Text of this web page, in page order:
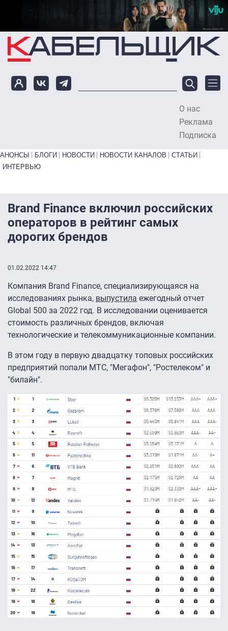
Перейти к основному содержанию
О нас
Реклама
Подписка
Primary links bottom
АНОНСЫ БЛОГИ НОВОСТИ НОВОСТИ КАНАЛОВ
СТАТЬИ
ИНТЕРВЬЮ
Brand Finance включил российских
операторов в рейтинг самых
дорогих брендов
01.02.2022 14:47
Компания Brand Finance, специализирующаяся на
исследованиях рынка, выпустила ежегодный отчет
Global 500 за 2022 год. В исследовании оценивается
стоимость различных брендов, включая
технологические и телекоммуникационные компании.
В этом году в первую двадцатку топовых российских
предприятий попали МТС, "Мегафон", "Ростелеком" и
"билайн".